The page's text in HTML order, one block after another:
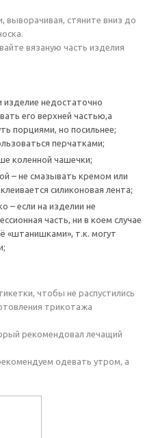
выворачивая, стяните вниз до
вязаную часть изделия
изделие недостаточно
его верхней частью,а
порциями, но посильнее;
перчатками;
коленной чашечки;
– не смазывать кремом или
силиконовая лента;
– если на изделии не
часть, ни в коем случае
«штанишками», т.к. могут
чтобы не распустились
трикотажа
рекомендовал лечащий
одевать утром, а